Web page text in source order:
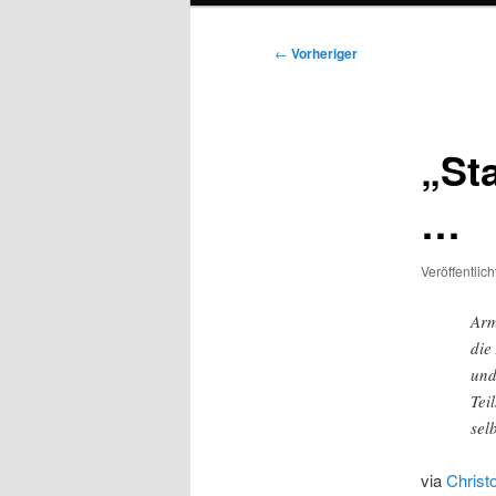
Beitragsnavigation
← Vorheriger
…
die
via